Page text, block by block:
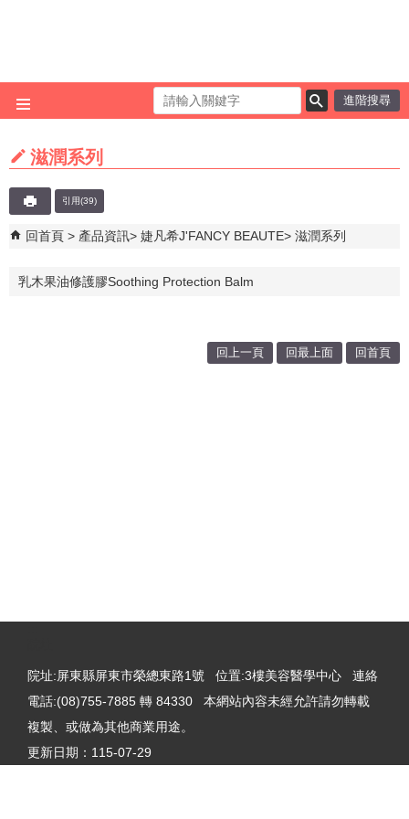
進階搜尋
滋潤系列
引用(39)
回首頁 產品資訊 婕凡希J'FANCY BEAUTE 滋潤系列
乳木果油修護膠Soothing Protection Balm
回上一頁 回最上面 回首頁
院址:屏東縣屏東市榮總東路1號 位置:3樓美容醫學中心 連絡
電話:(08)755-7885 轉 84330 本網站內容未經允許請勿轉載
複製、或做為其他商業用途。
更新日期： 115-07-29